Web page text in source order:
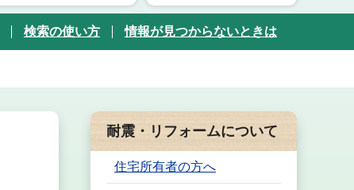
検索の使い方 情報が見つからないときは
耐震・リフォームについて
住宅所有者の方へ